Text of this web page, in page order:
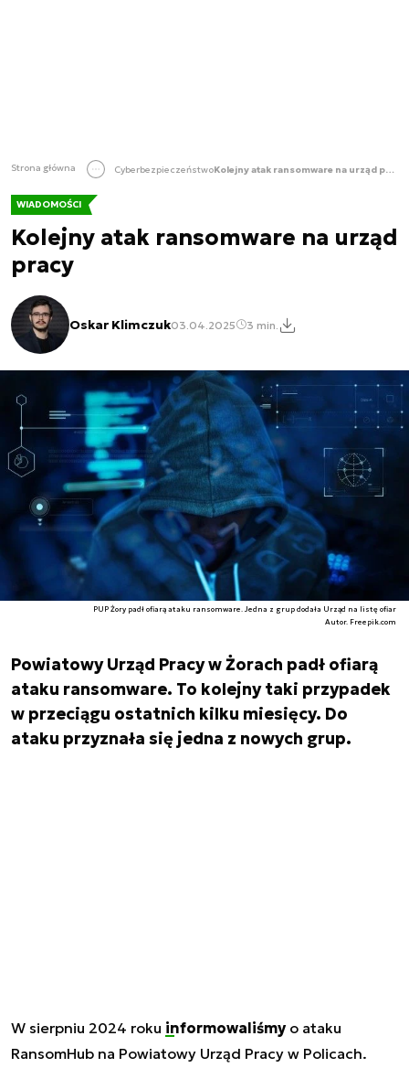
Strona główna Cyberbezpieczeństwo Kolejny atak ransomware na urząd pracy
WIADOMOŚCI
Kolejny atak ransomware na urząd
pracy
Oskar Klimczuk03.04.2025 3 min.
PUP Żory padł ofiarą ataku ransomware. Jedna z grup dodała Urząd na listę ofiar
Autor. Freepik.com
Powiatowy Urząd Pracy w Żorach padł ofiarą
ataku ransomware. To kolejny taki przypadek
w przeciągu ostatnich kilku miesięcy. Do
ataku przyznała się jedna z nowych grup.
W sierpniu 2024 roku informowaliśmyo ataku
RansomHub na Powiatowy Urząd Pracy w Policach.